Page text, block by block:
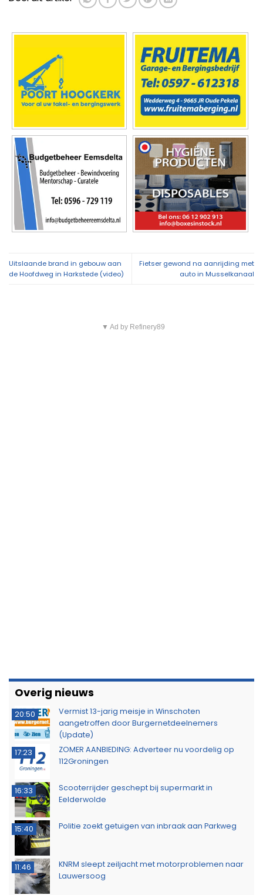
Uitslaande brand in gebouw aan
de Hoofdweg in Harkstede (video)
Fietser gewond na aanrijding met
auto in Musselkanaal
▼ Ad by Refinery89
Overig nieuws
20:50
Vermist 13-jarig meisje in Winschoten
aangetroffen door Burgernetdeelnemers
(Update)
17:23
ZOMER AANBIEDING: Adverteer nu voordelig op
112Groningen
16:33
Scooterrijder geschept bij supermarkt in
Eelderwolde
15:40 Politie zoekt getuigen van inbraak aan Parkweg
11:46
KNRM sleept zeiljacht met motorproblemen naar
Lauwersoog